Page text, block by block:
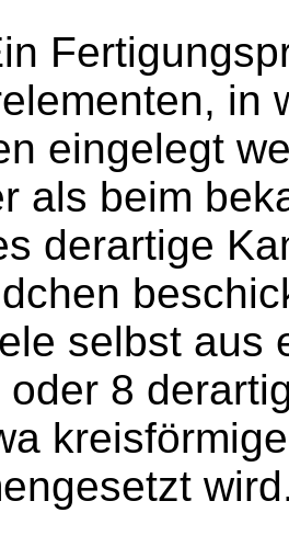
in
eingelegt
als beim
derartige
selbst aus
8